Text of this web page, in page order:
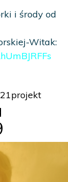
i środy od
Witak:
Kategorie
projekt